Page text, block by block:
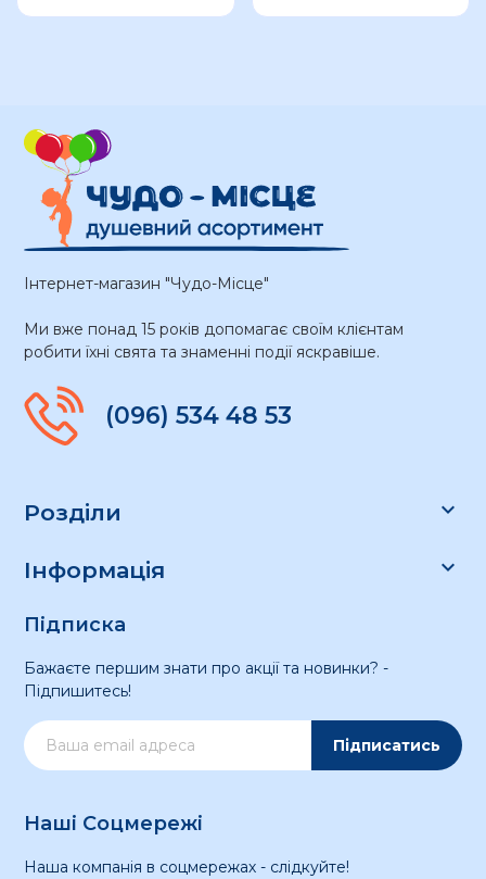
Інтернет-магазин "Чудо-Місце"
Ми вже понад 15 років допомагає своїм клієнтам
робити їхні свята та знаменні події яскравіше.
(096) 534 48 53
Розділи 
Інформація 
Підписка
Бажаєте першим знати про акції та новинки? -
Підпишитесь!
Підписатись
Наші Соцмережі
Наша компанія в соцмережах - слідкуйте!